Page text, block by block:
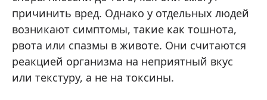
причинить вред. Однако у отдельных людей
возникают симптомы, такие как тошнота,
рвота или спазмы в животе. Они считаются
реакцией организма на неприятный вкус
или текстуру, а не на токсины.